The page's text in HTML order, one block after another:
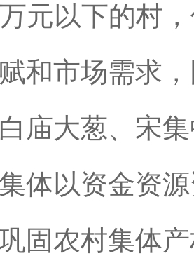
元以下的村
和市场需求
庙大葱、宋
体以资金资
固农村集体